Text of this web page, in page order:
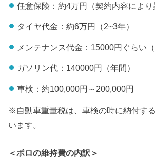
任意保険：約4万円（契約内容により
タイヤ代金：約6万円（2~3年）
メンテナンス代金：15000円ぐらい（
ガソリン代：140000円（年間）
車検：約100,000円～200,000円
※自動車重量税は、車検の時に納付す
います。
＜ポロの維持費の内訳＞